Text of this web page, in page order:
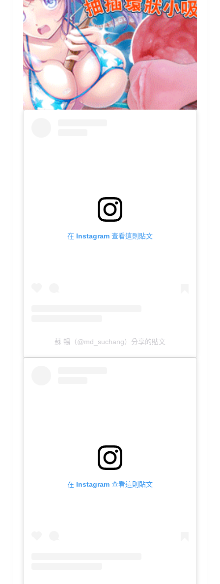
在 Instagram 查看這則貼文
蘇 暢（@md_suchang）分享的貼文
在 Instagram 查看這則貼文